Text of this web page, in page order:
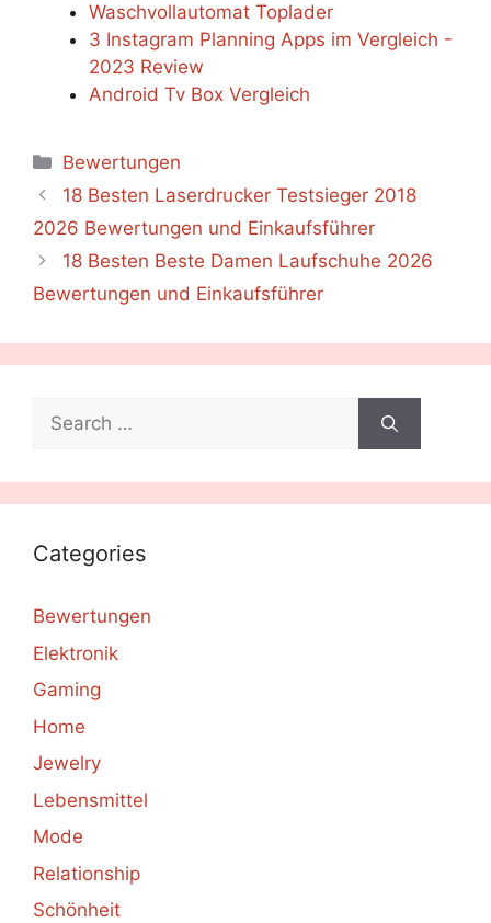
Waschvollautomat Toplader
3 Instagram Planning Apps im Vergleich -
2023 Review
Android Tv Box Vergleich
Categories
Bewertungen
18 Besten Laserdrucker Testsieger 2018
2026 Bewertungen und Einkaufsführer
18 Besten Beste Damen Laufschuhe 2026
Bewertungen und Einkaufsführer
Search
for:
Categories
Bewertungen
Elektronik
Gaming
Home
Jewelry
Lebensmittel
Mode
Relationship
Schönheit